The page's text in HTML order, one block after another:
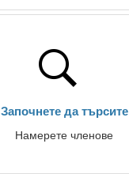
Започнете да търсите
Намерете членове